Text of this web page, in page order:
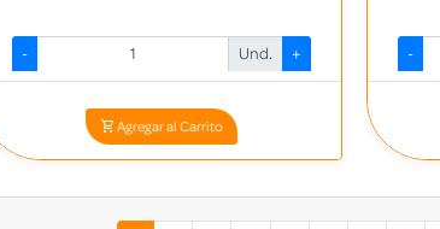
- Und. +
Agregar al Carrito
-